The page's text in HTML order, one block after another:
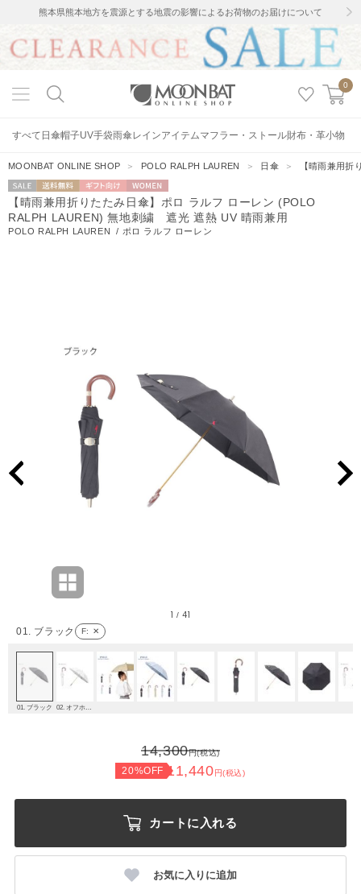
熊本県熊本地方を震源とする地震の影響によるお荷物のお届けについて
0
すべて 日傘帽子UV手袋雨傘レインアイテムマフラー・ストール財布・革小物
MOONBAT ONLINE SHOP ＞ POLO RALPH LAUREN ＞ 日傘 ＞ 【晴雨兼用
セー
ル
送料無料 ギフト向
け
WOMEN
【晴雨兼用折りたたみ日傘】ポロ ラルフ ローレン (POLO
RALPH LAUREN) 無地刺繍 遮光 遮熱 UV 晴雨兼用
POLO RALPH LAUREN / ポロ ラルフ ローレン
01. ブラック F: ✕
1 /41
01. ブラック
14,300円(税込)
20%OFF 11,440円(税込)
カートに入れる
お気に入りに追加